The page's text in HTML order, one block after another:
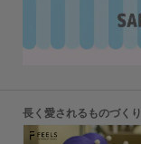
長く愛されるものづくり